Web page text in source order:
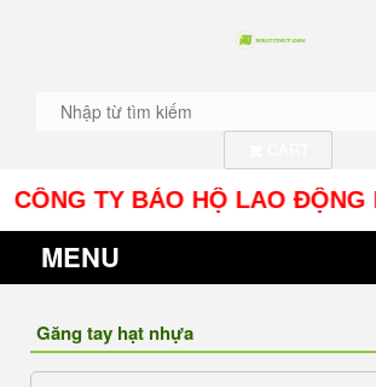
TY BẢO HỘ LAO ĐỘNG
MENU
Găng tay hạt nhựa